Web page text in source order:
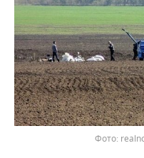
ВОДНЫЕ ВИДЫ
ХОККЕЙ С МЯЧОМ
ОБРАЗОВАНИЕ
ПРОИСШЕСТВИЯ
Фото: